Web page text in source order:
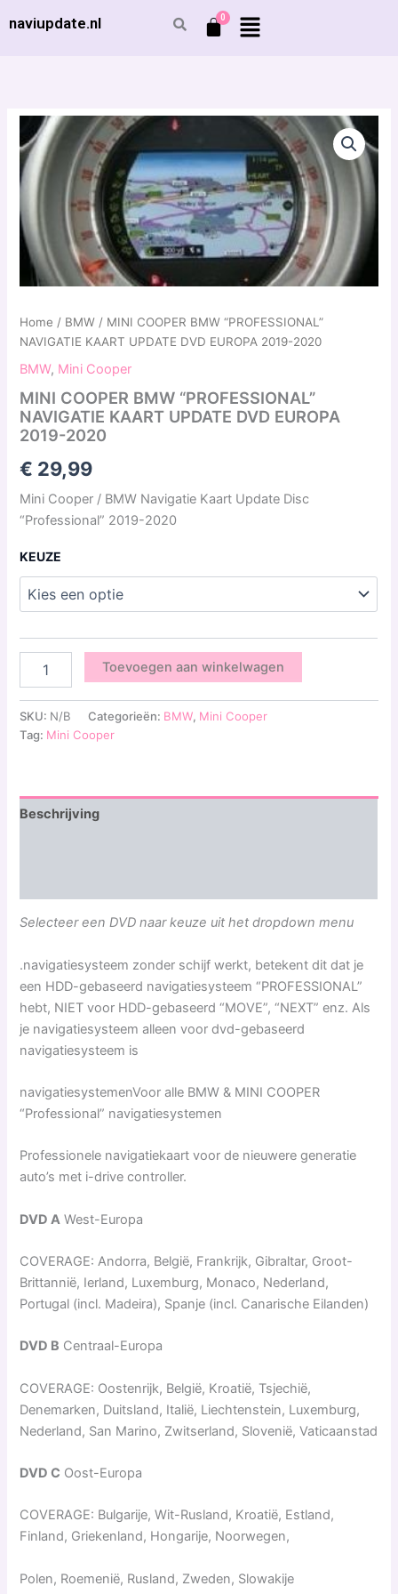
naar
naviupdate.nl
Home / BMW / MINI COOPER BMW “PROFESSIONAL”
NAVIGATIE KAART UPDATE DVD EUROPA 2019-2020
BMW, Mini Cooper
MINI COOPER BMW “PROFESSIONAL”
NAVIGATIE KAART UPDATE DVD EUROPA
2019-2020
€ 29,99
Mini Cooper / BMW Navigatie Kaart Update Disc
“Professional” 2019-2020
KEUZE
MINI
COOPER
BMW
"PROFESSIONAL"
NAVIGATIE
KAART
UPDATE
DVD
EUROPA
2019-
aantal
Toevoegen aan winkelwagen
SKU: N/B Categorieën: BMW, Mini Cooper
Tag: Mini Cooper
Beschrijving
Selecteer een DVD naar keuze uit het dropdown menu
.navigatiesysteem zonder schijf werkt, betekent dit dat je
een HDD-gebaseerd navigatiesysteem “PROFESSIONAL”
hebt, NIET voor HDD-gebaseerd “MOVE”, “NEXT” enz. Als
je navigatiesysteem alleen voor dvd-gebaseerd
navigatiesysteem is
navigatiesystemenVoor alle BMW & MINI COOPER
“Professional” navigatiesystemen
Professionele navigatiekaart voor de nieuwere generatie
auto’s met i-drive controller.
DVD A West-Europa
COVERAGE: Andorra, België, Frankrijk, Gibraltar, Groot-
Brittannië, Ierland, Luxemburg, Monaco, Nederland,
Portugal (incl. Madeira), Spanje (incl. Canarische Eilanden)
DVD B Centraal-Europa
COVERAGE: Oostenrijk, België, Kroatië, Tsjechië,
Denemarken, Duitsland, Italië, Liechtenstein, Luxemburg,
Nederland, San Marino, Zwitserland, Slovenië, Vaticaanstad
DVD C Oost-Europa
COVERAGE: Bulgarije, Wit-Rusland, Kroatië, Estland,
Finland, Griekenland, Hongarije, Noorwegen,
Polen, Roemenië, Rusland, Zweden, Slowakije